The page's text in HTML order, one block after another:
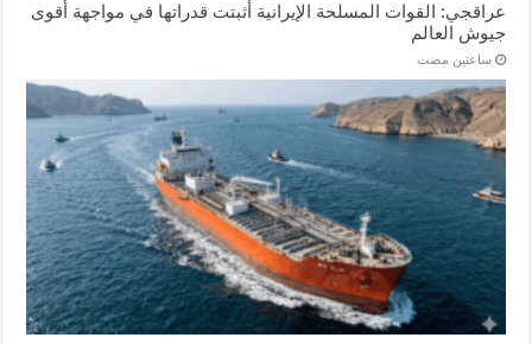
عراقجي: القوات المسلحة الإيرانية أثبتت قدراتها في مواجهة أقوى
جيوش العالم
‏ساعتين مضت